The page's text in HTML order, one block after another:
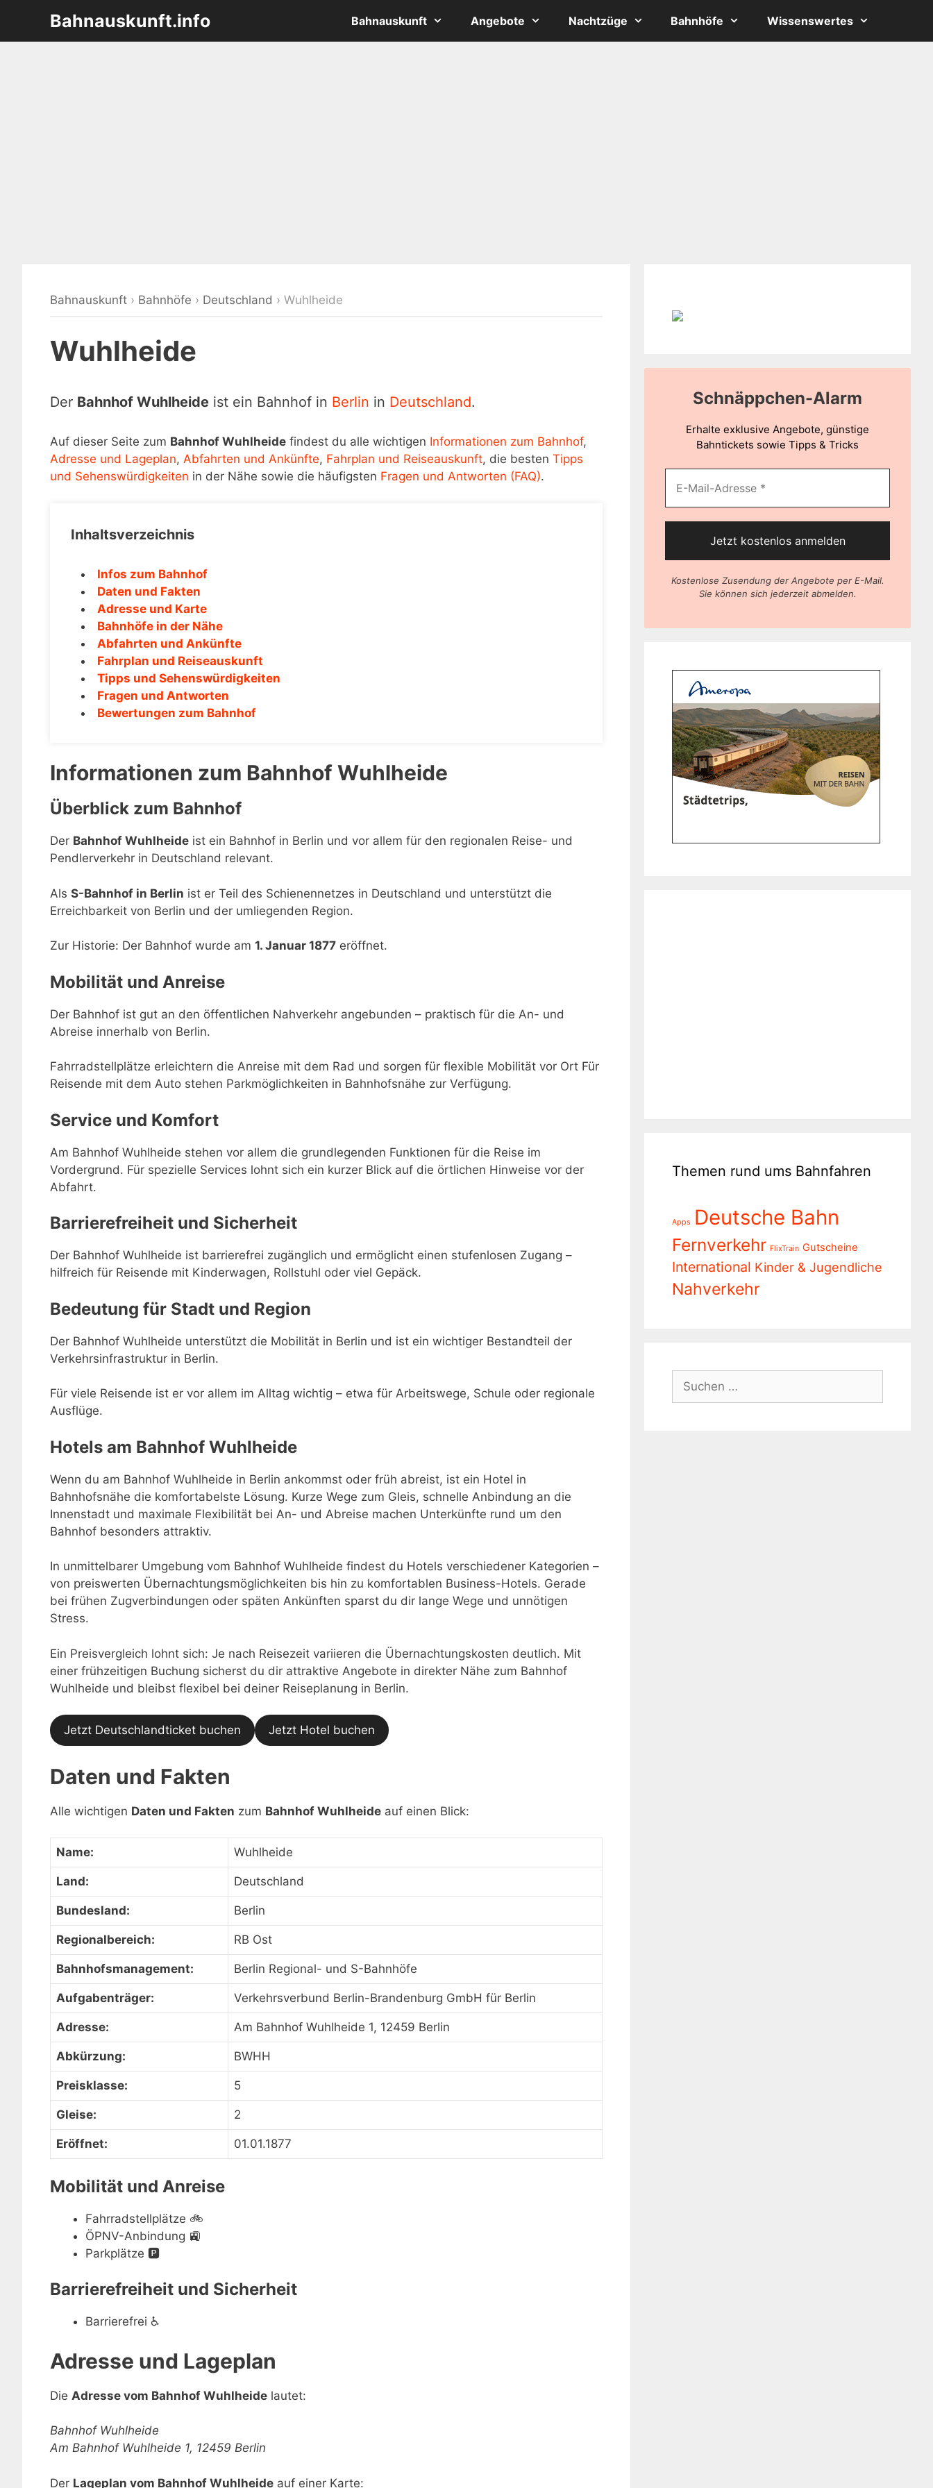
springen
Bahnauskunft.info Bahnauskunft Angebote Nachtzüge Bahnhöfe Wissenswertes
Bahnauskunft › Bahnhöfe › Deutschland › Wuhlheide
Wuhlheide
Der Bahnhof Wuhlheide ist ein Bahnhof in Berlin in Deutschland.
Auf dieser Seite zum Bahnhof Wuhlheide findest du alle wichtigen Informationen zum Bahnhof,
Adresse und Lageplan, Abfahrten und Ankünfte, Fahrplan und Reiseauskunft, die besten Tipps
und Sehenswürdigkeiten in der Nähe sowie die häufigsten Fragen und Antworten (FAQ).
Inhaltsverzeichnis
Infos zum Bahnhof
Daten und Fakten
Adresse und Karte
Bahnhöfe in der Nähe
Abfahrten und Ankünfte
Fahrplan und Reiseauskunft
Tipps und Sehenswürdigkeiten
Fragen und Antworten
Bewertungen zum Bahnhof
Informationen zum Bahnhof Wuhlheide
Überblick zum Bahnhof
Der Bahnhof Wuhlheide ist ein Bahnhof in Berlin und vor allem für den regionalen Reise- und
Pendlerverkehr in Deutschland relevant.
Als S-Bahnhof in Berlin ist er Teil des Schienennetzes in Deutschland und unterstützt die
Erreichbarkeit von Berlin und der umliegenden Region.
Zur Historie: Der Bahnhof wurde am 1. Januar 1877 eröffnet.
Mobilität und Anreise
Der Bahnhof ist gut an den öffentlichen Nahverkehr angebunden – praktisch für die An- und
Abreise innerhalb von Berlin.
Fahrradstellplätze erleichtern die Anreise mit dem Rad und sorgen für flexible Mobilität vor Ort Für
Reisende mit dem Auto stehen Parkmöglichkeiten in Bahnhofsnähe zur Verfügung.
Service und Komfort
Am Bahnhof Wuhlheide stehen vor allem die grundlegenden Funktionen für die Reise im
Vordergrund. Für spezielle Services lohnt sich ein kurzer Blick auf die örtlichen Hinweise vor der
Abfahrt.
Barrierefreiheit und Sicherheit
Der Bahnhof Wuhlheide ist barrierefrei zugänglich und ermöglicht einen stufenlosen Zugang –
hilfreich für Reisende mit Kinderwagen, Rollstuhl oder viel Gepäck.
Bedeutung für Stadt und Region
Der Bahnhof Wuhlheide unterstützt die Mobilität in Berlin und ist ein wichtiger Bestandteil der
Verkehrsinfrastruktur in Berlin.
Für viele Reisende ist er vor allem im Alltag wichtig – etwa für Arbeitswege, Schule oder regionale
Ausflüge.
Hotels am Bahnhof Wuhlheide
Wenn du am Bahnhof Wuhlheide in Berlin ankommst oder früh abreist, ist ein Hotel in
Bahnhofsnähe die komfortabelste Lösung. Kurze Wege zum Gleis, schnelle Anbindung an die
Innenstadt und maximale Flexibilität bei An- und Abreise machen Unterkünfte rund um den
Bahnhof besonders attraktiv.
In unmittelbarer Umgebung vom Bahnhof Wuhlheide findest du Hotels verschiedener Kategorien –
von preiswerten Übernachtungsmöglichkeiten bis hin zu komfortablen Business-Hotels. Gerade
bei frühen Zugverbindungen oder späten Ankünften sparst du dir lange Wege und unnötigen
Stress.
Ein Preisvergleich lohnt sich: Je nach Reisezeit variieren die Übernachtungskosten deutlich. Mit
einer frühzeitigen Buchung sicherst du dir attraktive Angebote in direkter Nähe zum Bahnhof
Wuhlheide und bleibst flexibel bei deiner Reiseplanung in Berlin.
Jetzt Deutschlandticket buchen Jetzt Hotel buchen
Daten und Fakten
Alle wichtigen Daten und Fakten zum Bahnhof Wuhlheide auf einen Blick:
Name: Wuhlheide
Land: Deutschland
Bundesland: Berlin
Regionalbereich: RB Ost
Bahnhofsmanagement: Berlin Regional- und S-Bahnhöfe
Aufgabenträger: Verkehrsverbund Berlin-Brandenburg GmbH für Berlin
Adresse: Am Bahnhof Wuhlheide 1, 12459 Berlin
Abkürzung: BWHH
Preisklasse: 5
Gleise: 2
Eröffnet: 01.01.1877
Mobilität und Anreise
Fahrradstellplätze 🚲
ÖPNV-Anbindung 🚉
Parkplätze 🅿️
Barrierefreiheit und Sicherheit
Barrierefrei ♿
Adresse und Lageplan
Die Adresse vom Bahnhof Wuhlheide lautet:
Bahnhof Wuhlheide
Am Bahnhof Wuhlheide 1, 12459 Berlin
Der Lageplan vom Bahnhof Wuhlheide auf einer Karte:
Schnäppchen-Alarm
Erhalte exklusive Angebote, günstige
Bahntickets sowie Tipps & Tricks
Kostenlose Zusendung der Angebote per E-Mail.
Sie können sich jederzeit abmelden.
Themen rund ums Bahnfahren
Apps Deutsche Bahn
Fernverkehr FlixTrain Gutscheine
International Kinder & Jugendliche
Nahverkehr
nach: